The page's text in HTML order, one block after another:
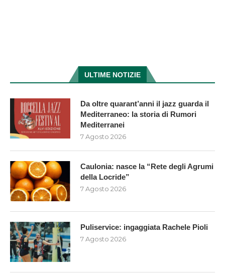
ULTIME NOTIZIE
Da oltre quarant’anni il jazz guarda il
Mediterraneo: la storia di Rumori
Mediterranei
7 Agosto 2026
Caulonia: nasce la “Rete degli Agrumi
della Locride”
7 Agosto 2026
Puliservice: ingaggiata Rachele Pioli
7 Agosto 2026